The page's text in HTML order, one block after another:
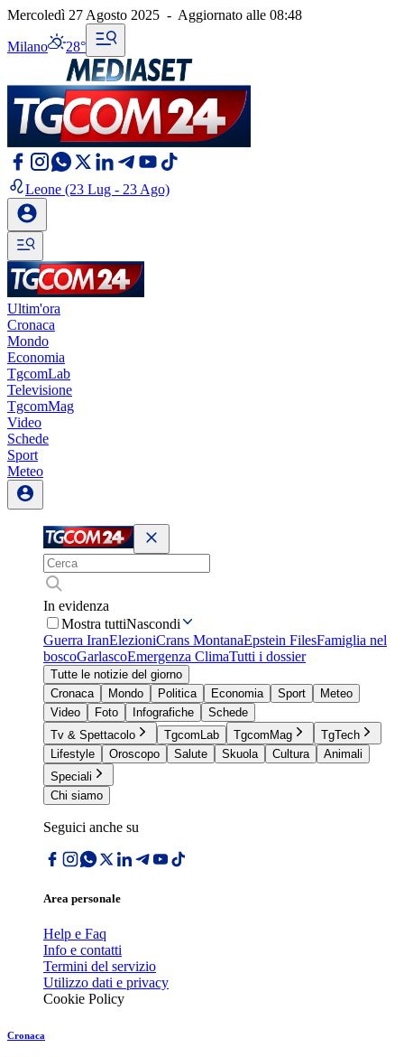
Mercoledì 27 Agosto 2025 - Aggiornato alle 08:48
Milano 28°
Leone (23 Lug - 23 Ago)
Ultim'ora
Cronaca
Mondo
Economia
TgcomLab
Televisione
TgcomMag
Video
Schede
Sport
Meteo
In evidenza
Mostra tuttiNascondi
Guerra IranElezioniCrans MontanaEpstein FilesFamiglia nel
boscoGarlascoEmergenza ClimaTutti i dossier
Tutte le notizie del giorno
Cronaca
Mondo Politica Economia Sport
Meteo
Video
Foto Infografiche
Schede
Tv & Spettacolo
TgcomLab TgcomMag
TgTech
Lifestyle
Oroscopo Salute Skuola Cultura
Animali
Speciali
Chi siamo
Seguici anche su
Area personale
Help e Faq
Info e contatti
Termini del servizio
Utilizzo dati e privacy
Cookie Policy
Cronaca